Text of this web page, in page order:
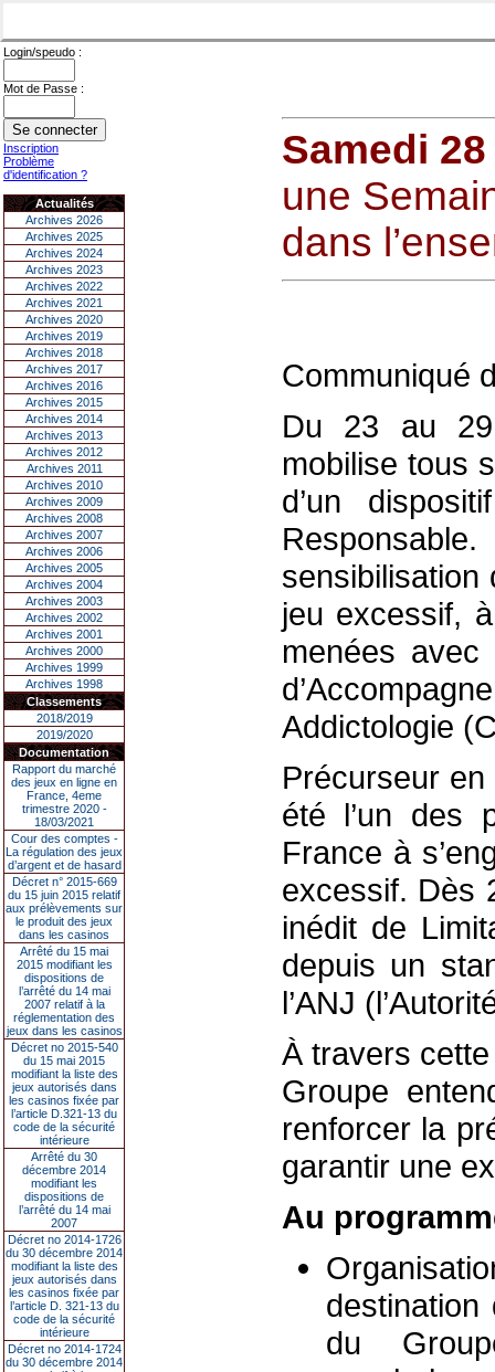
Login/speudo :
Mot de Passe :
Inscription
Problème
d'identification ?
Actualités
Archives 2026
Archives 2025
Archives 2024
Archives 2023
Archives 2022
Archives 2021
Archives 2020
Archives 2019
Archives 2018
Archives 2017
Archives 2016
Archives 2015
Archives 2014
Archives 2013
Archives 2012
Archives 2011
Archives 2010
Archives 2009
Archives 2008
Archives 2007
Archives 2006
Archives 2005
Archives 2004
Archives 2003
Archives 2002
Archives 2001
Archives 2000
Archives 1999
Archives 1998
Classements
2018/2019
2019/2020
Documentation
Rapport du marché
des jeux en ligne en
France, 4eme
trimestre 2020 -
18/03/2021
Cour des comptes -
La régulation des jeux
d’argent et de hasard
Décret n° 2015-669
du 15 juin 2015 relatif
aux prélèvements sur
le produit des jeux
dans les casinos
Arrêté du 15 mai
2015 modifiant les
dispositions de
l’arrêté du 14 mai
2007 relatif à la
réglementation des
jeux dans les casinos
Décret no 2015-540
du 15 mai 2015
modifiant la liste des
jeux autorisés dans
les casinos fixée par
l’article D.321-13 du
code de la sécurité
intérieure
Arrêté du 30
décembre 2014
modifiant les
dispositions de
l’arrêté du 14 mai
2007
Décret no 2014-1726
du 30 décembre 2014
modifiant la liste des
jeux autorisés dans
les casinos fixée par
l’article D. 321-13 du
code de la sécurité
intérieure
Décret no 2014-1724
du 30 décembre 2014
Samedi
une
dans
Communiqué
Du 23 au
mobilise tous
d’un
jeu excessif,
menées
Addictologie
Précurseur
été l’un des
France à
excessif. Dès
inédit de
depuis un
l’ANJ
À travers
Groupe
renforcer la
garantir une
Au
destination
du